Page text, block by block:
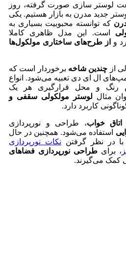
لوستر سازی صورت گرفته، روز
جدید مدرن به بازار هستیم. یکی
که توانسته محبوبیت بسیاری به
است. این مدل ظاهری کاملا
و از طرح‌های ساختاری مولکول‌ها
از چندین شاخه برخوردار است که
ال ای دی تعبیه می‌شود. انواع
رنگ و محل قرارگیری هر یک
مثال لوستر مولکولی سقفی و
کاربرد دارد.
خواب، طراحی و نورپردازی
استفاده می‌شود. همچنین در حال
در نظر گرفتن نکات نورپردازی
، برایطراحی نورپردازی فضاهای
کمک می‌گیرند.